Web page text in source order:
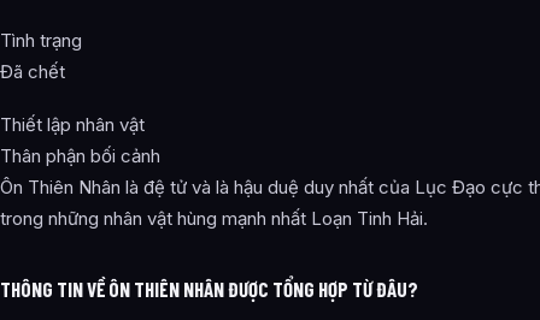
Tình trạng
Đã chết
Thiết lập nhân vật
Thân phận bối cảnh
Ôn Thiên Nhân là đệ tử và là hậu duệ duy nhất của Lục Đạo cực
trong những nhân vật hùng mạnh nhất Loạn Tinh Hải.
THÔNG TIN VỀ ÔN THIÊN NHÂN ĐƯỢC TỔNG HỢP TỪ ĐÂU?